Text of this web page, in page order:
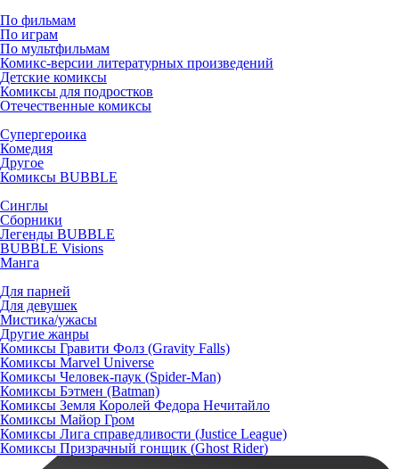
По фильмам
По играм
По мультфильмам
Комикс-версии литературных произведений
Детские комиксы
Комиксы для подростков
Отечественные комиксы
Супергероика
Комедия
Другое
Комиксы BUBBLE
Синглы
Сборники
Легенды BUBBLE
BUBBLE Visions
Манга
Для парней
Для девушек
Мистика/ужасы
Другие жанры
Комиксы Гравити Фолз (Gravity Falls)
Комиксы Marvel Universe
Комиксы Человек-паук (Spider-Man)
Комиксы Бэтмен (Batman)
Комиксы Земля Королей Федора Нечитайло
Комиксы Майор Гром
Комиксы Лига справедливости (Justice League)
Комиксы Призрачный гонщик (Ghost Rider)